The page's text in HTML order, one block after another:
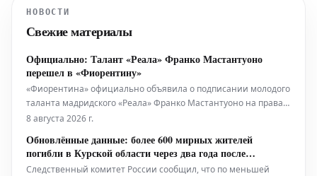
НОВОСТИ
Свежие материалы
Официально: Талант «Реала» Франко Мастантуоно
перешел в «Фиорентину»
«Фиорентина» официально объявила о подписании молодого
таланта мадридского «Реала» Франко Мастантуоно на правах
сезонной аренды. 18-летний Мастантуоно присоединяется к
включает опции или обязательства выкупа. Также не будет
автоматического
8 августа 2026 г.
Обновлённые данные: более 600 мирных жителей
погибли в Курской области через два года после
вторжения
Следственный комитет России сообщил, что по меньшей